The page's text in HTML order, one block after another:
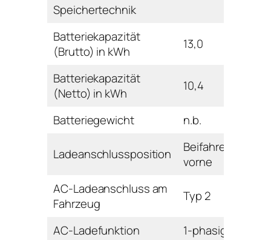
Speichertechnik
Batteriekapazität
(Brutto) in kWh
13,0
Batteriekapazität
(Netto) in kWh
10,4
Batteriegewicht n.b.
Ladeanschlussposition
Beifahrerseite
vorne
AC-Ladeanschluss am
Fahrzeug
Typ 2
AC-Ladefunktion
1-phasig